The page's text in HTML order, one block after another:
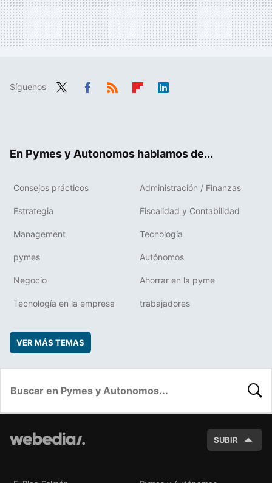
Síguenos
En Pymes y Autonomos hablamos de...
Consejos prácticos Administración / Finanzas
Estrategia Fiscalidad y Contabilidad
Management Tecnología
pymes Autónomos
Negocio Ahorrar en la pyme
Tecnología en la empresa trabajadores
VER MÁS TEMAS
SUBIR